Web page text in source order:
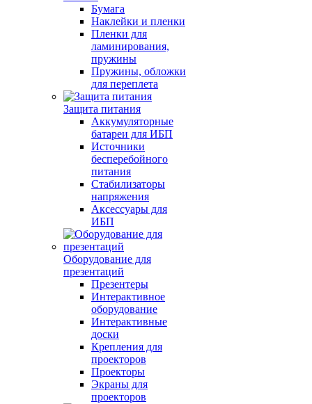
Бумага
Наклейки и пленки
Пленки для
ламинирования,
пружины
Пружины, обложки
для переплета
Защита питания
Аккумуляторные
батареи для ИБП
Источники
бесперебойного
питания
Стабилизаторы
напряжения
Аксессуары для
ИБП
Оборудование для
презентаций
Презентеры
Интерактивное
оборудование
Интерактивные
доски
Крепления для
проекторов
Проекторы
Экраны для
проекторов